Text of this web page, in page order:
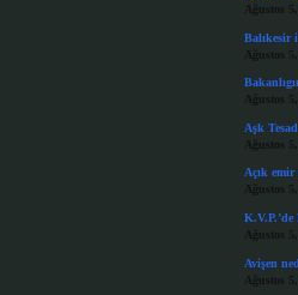
Ağustos
Balıkesir
Ağustos
Ağustos
Aşk
Ağustos
Açık emir
Ağustos
Ağustos
Avişen
Ağustos